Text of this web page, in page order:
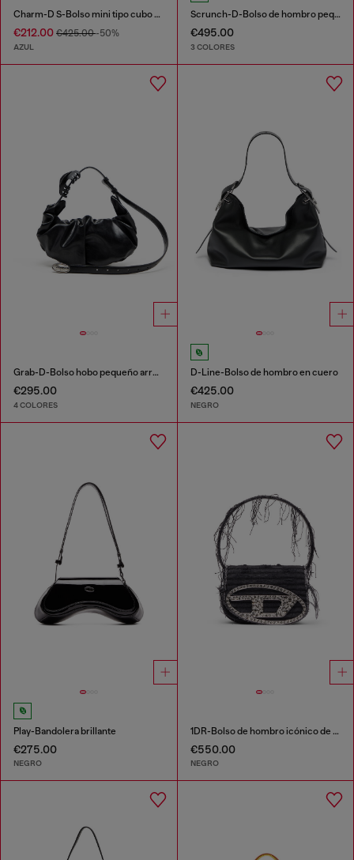
Charm-D S-Bolso mini tipo cubo en denim acolchado con motivo argyle
€212.00 €425.00-50%
AZUL
Scrunch-D-Bolso de hombro pequeño de cuero arrugado
€495.00
3 COLORES
Grab-D-Bolso hobo pequeño arrugado
€295.00
4 COLORES
D-Line-Bolso de hombro en cuero
€425.00
NEGRO
Play-Bandolera brillante
€275.00
NEGRO
1DR-Bolso de hombro icónico de lona y cuero
€550.00
NEGRO